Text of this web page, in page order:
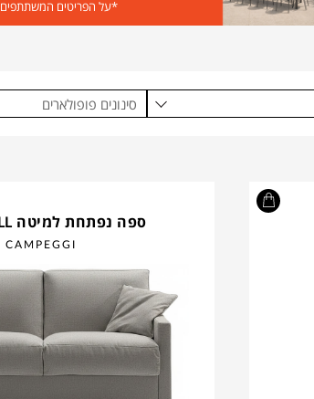
*על הפריטים
סינונים פופולארים
ספה נפתחת למיטה GO SMALL
CAMPEGGI